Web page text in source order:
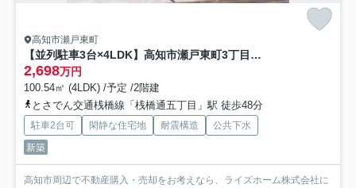
高知市瀬戸東町
【並列駐車3台×4LDK】高知市瀬戸東町3丁目建売1
2,698万円
100.54㎡ (4LDK) /予定 /2階建
とさでん交通桟橋線「桟橋通五丁目」駅 徒歩48分
駐車2台可 閑静な住宅地 耐震構造
公共下水
新築
高知市周辺で不動産購入・売却をお考えなら、ライズホーム株式会社に